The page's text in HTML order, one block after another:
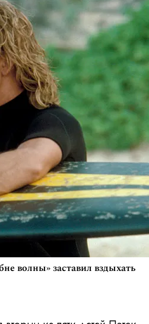
волны» заставил вздыхать